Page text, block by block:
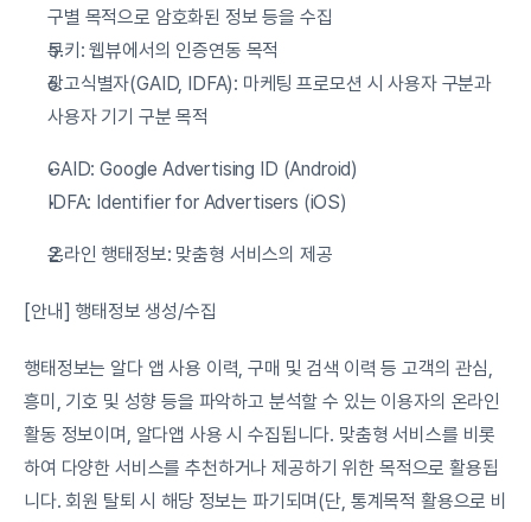
구별 목적으로 암호화된 정보 등을 수집
쿠키: 웹뷰에서의 인증연동 목적
광고식별자(GAID, IDFA): 마케팅 프로모션 시 사용자 구분과
사용자 기기 구분 목적
GAID: Google Advertising ID (Android)
IDFA: Identifier for Advertisers (iOS)
온라인 행태정보: 맞춤형 서비스의 제공
[안내] 행태정보 생성/수집
행태정보는 알다 앱 사용 이력, 구매 및 검색 이력 등 고객의 관심,
흥미, 기호 및 성향 등을 파악하고 분석할 수 있는 이용자의 온라인
활동 정보이며, 알다앱 사용 시 수집됩니다. 맞춤형 서비스를 비롯
하여 다양한 서비스를 추천하거나 제공하기 위한 목적으로 활용됩
니다. 회원 탈퇴 시 해당 정보는 파기되며(단, 통계목적 활용으로 비